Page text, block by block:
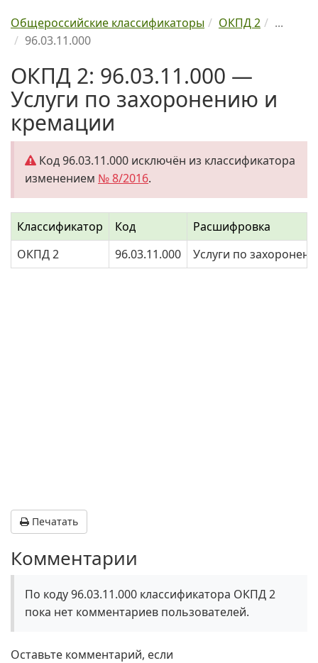
Общероссийские классификаторы ОКПД 2
...
96.03.11.000
ОКПД 2: 96.03.11.000 —
Услуги по захоронению и
кремации
Код 96.03.11.000 исключён из классификатора
изменением № 8/2016.
Классификатор Код
Расшифровка
ОКПД 2
96.03.11.000 Услуги по
Печатать
Комментарии
По коду 96.03.11.000 классификатора ОКПД 2
пока нет комментариев пользователей.
Оставьте комментарий, если